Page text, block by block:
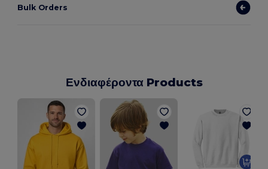
Bulk Orders
Ενδιαφέροντα Products